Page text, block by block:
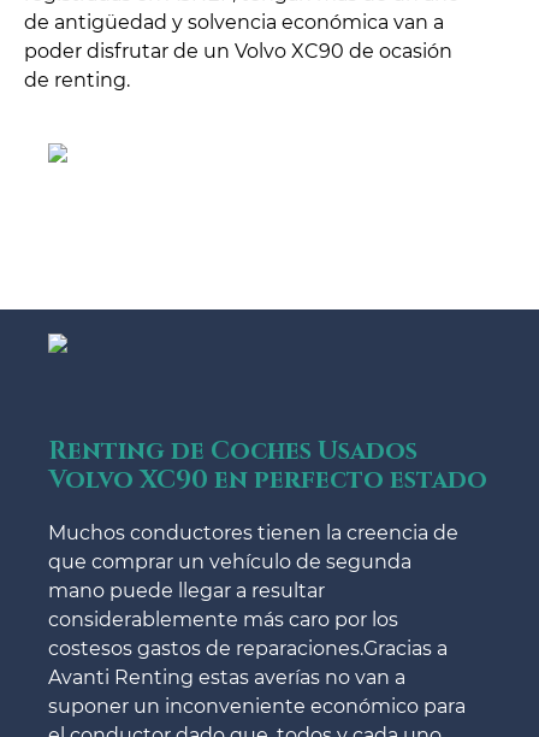
de antigüedad y solvencia económica van a
poder disfrutar de un Volvo XC90 de ocasión
de renting.
Renting de Coches Usados
Volvo XC90 en perfecto estado
Muchos conductores tienen la creencia de
que comprar un vehículo de segunda
mano puede llegar a resultar
considerablemente más caro por los
costesos gastos de reparaciones.Gracias a
Avanti Renting estas averías no van a
suponer un inconveniente económico para